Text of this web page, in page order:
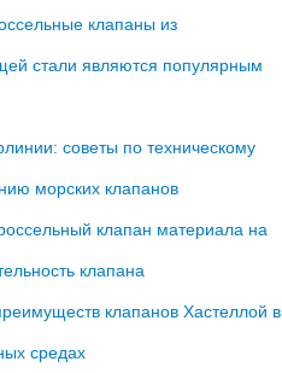
клапаны из
стали являются популярным
советы по техническому
морских клапанов
клапан материала на
клапана
клапанов Хастеллой в
средах